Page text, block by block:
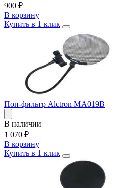
900 ₽
В корзину
Купить в 1 клик
Поп-фильтр Alctron MA019B
В наличии
1 070 ₽
В корзину
Купить в 1 клик